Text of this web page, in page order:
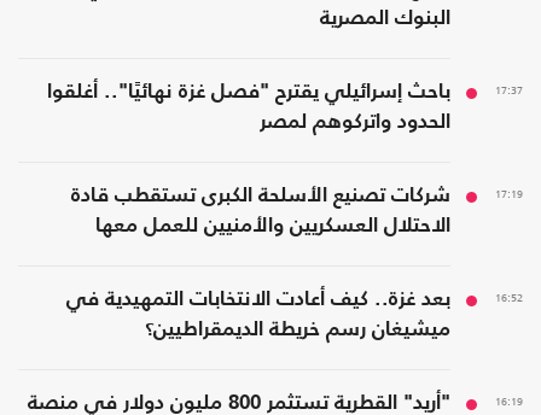
البنوك المصرية
17:37
باحث إسرائيلي يقترح "فصل غزة نهائيًا".. أغلقوا
الحدود واتركوهم لمصر
17:19
شركات تصنيع الأسلحة الكبرى تستقطب قادة
الاحتلال العسكريين والأمنيين للعمل معها
16:52
بعد غزة.. كيف أعادت الانتخابات التمهيدية في
ميشيغان رسم خريطة الديمقراطيين؟
16:19
"أريد" القطرية تستثمر 800 مليون دولار في منصة